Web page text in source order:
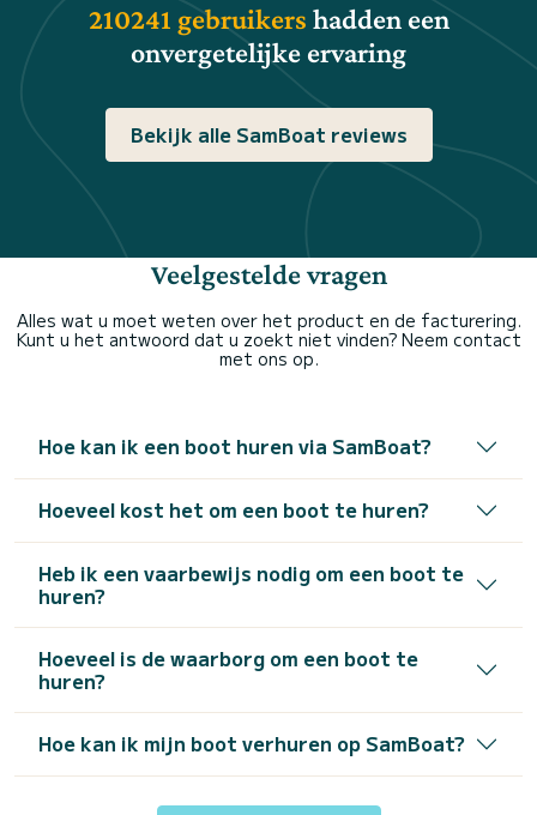
210241 gebruikers hadden een
onvergetelijke ervaring
Bekijk alle SamBoat reviews
Veelgestelde vragen
Alles wat u moet weten over het product en de facturering.
Kunt u het antwoord dat u zoekt niet vinden? Neem contact
met ons op.
Hoe kan ik een boot huren via SamBoat?
Hoeveel kost het om een boot te huren?
Heb ik een vaarbewijs nodig om een boot te
huren?
Hoeveel is de waarborg om een boot te
huren?
Hoe kan ik mijn boot verhuren op SamBoat?